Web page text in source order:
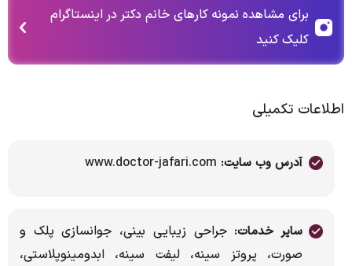
برای مشاهده نمونه کارهای خانم دکتر در اینستاگرام
کلیک کنید
اطلاعات تکمیلی
آدرس وب سایت:
سایر خدمات: جراحی زیبایی بینی، جوانسازی پلک و
صورت، پروتز سینه، لیفت سینه، ابدومینوپلاستی،